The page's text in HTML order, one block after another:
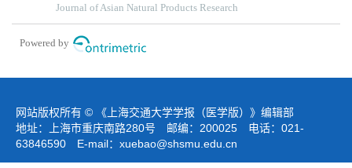
Journal of Asian Natural Products Research
Powered by
网站版权所有 © 《上海交通大学学报（医学版）》编辑部
地址：上海市重庆南路280号 邮编：200025 电话：021-
63846590 E-mail： xuebao@shsmu.edu.cn